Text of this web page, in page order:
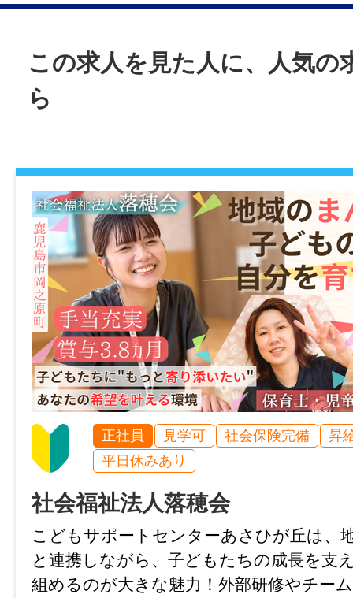
休日・休暇
※6ヶ月経過後の年次有給休暇日数：10日
諸手当
通勤手当あり(500円/日)
退職金制度あり(勤続年数5年以上)
その他手当あり(処遇改善手当：10,000円
加入保険等
社会保険完備（雇用・健康・労災・厚生）
マイカー通勤
可
時間外
特記事項
・受動喫煙防止対策：屋内禁煙
・試用期間：3カ月
・試用期間中の労働条件：同条件
学歴
不問
免許・資格
れば尚可：小学校教諭免許、その他の福祉
就業時間
①10:00～19:00
②9:00～18:00
①②のシフト制
休憩時間
60分
就業日
勤務表による（月平均労働時間日数：21.4
休日・休暇
日曜、その他（勤務表による）
※6ヶ月経過後の年次有給休暇日数：10日
給与
【給与の内訳】
基本給：220,000円～260,000円
処遇改善手当：10,000円～30,000円
賞与
あり（前年度実績なし）
年間休日
108日
雇用形態
正社員
経験
あれば尚可：教員・保育関係の経験
年齢制限
〜64歳(定年制度を上限とするため)
学歴
この求人を見た人に、人気の
ら
正社員 見学可 社会保険完備
昇
平日休みあり
社会福祉法人落穂会
こどもサポートセンターあさひが丘は、
と連携しながら、子どもたちの成長を支
組めるのが大きな魅力！外部研修やチー